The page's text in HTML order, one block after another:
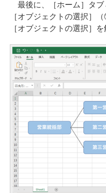
最後に、［ホーム］タ
［オブジェクトの選択］
［オブジェクトの選択］